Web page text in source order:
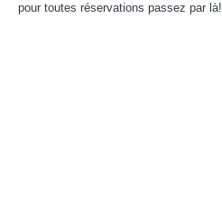
pour toutes réservations passez par là!